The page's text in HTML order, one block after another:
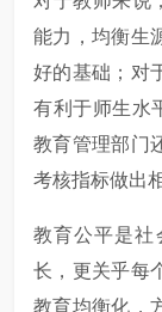
能力，均衡生
好的基础；对
有利于师生水
教育管理部门
考核指标做出
教育公平是社
长，更关乎每
教育均衡化，